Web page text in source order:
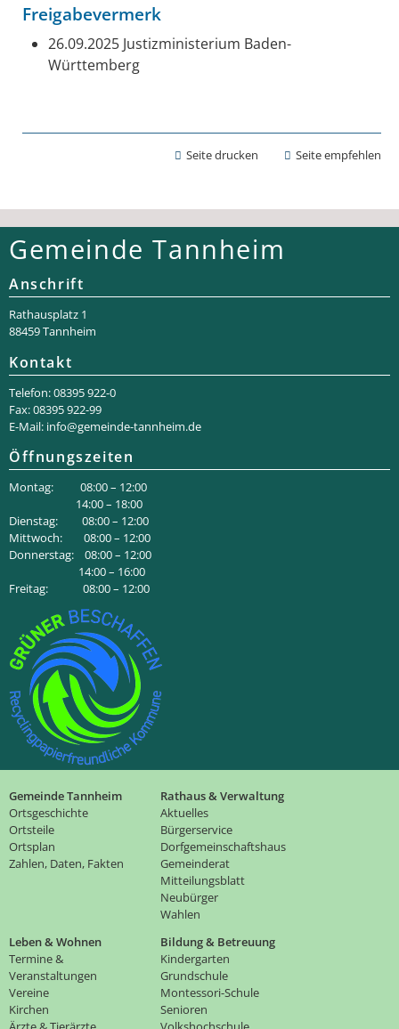
Freigabevermerk
26.09.2025 Justizministerium Baden-
Württemberg
Seite drucken Seite empfehlen
Gemeinde Tannheim
Anschrift
Rathaus­platz 1
88459 Tannheim
Kontakt
Telefon: 08395 922-0
Fax: 08395 922-99
E-Mail: info@gemeinde-tannheim.de
Öffnungszeiten
Montag: 08:00 – 12:00
14:00 – 18:00
Dienstag: 08:00 – 12:00
Mittwoch: 08:00 – 12:00
Donnerstag: 08:00 – 12:00
14:00 – 16:00
Freitag: 08:00 – 12:00
Gemeinde Tannheim
Ortsgeschichte
Ortsteile
Ortsplan
Zahlen, Daten, Fakten
Rathaus & Verwaltung
Aktuelles
Bürgerservice
Dorfgemeinschaftshaus
Gemeinderat
Mitteilungsblatt
Neubürger
Wahlen
Leben & Wohnen
Termine &
Veranstaltungen
Vereine
Kirchen
Bildung & Betreuung
Kindergarten
Grundschule
Montessori-Schule
Senioren